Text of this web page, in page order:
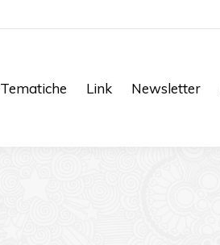
Tematiche Link Newsletter